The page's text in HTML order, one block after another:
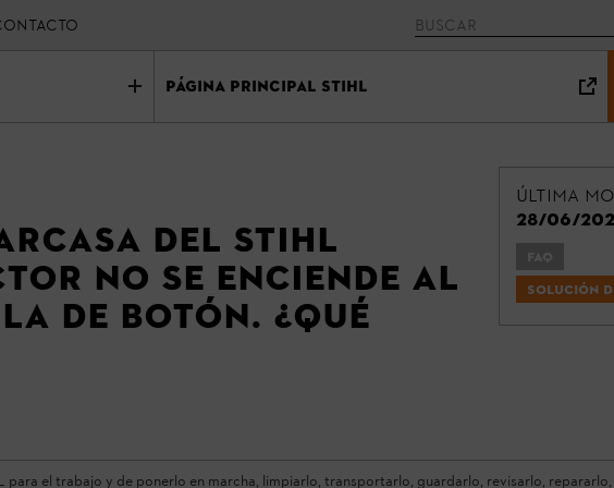
Página principal STIHL
del STIHL
no se enciende al
de botón. ¿Qué
Última
28/06/
FAQ
Solución
el trabajo y de ponerlo en marcha, limpiarlo, transportarlo, guardarlo, revisarlo, repararlo,